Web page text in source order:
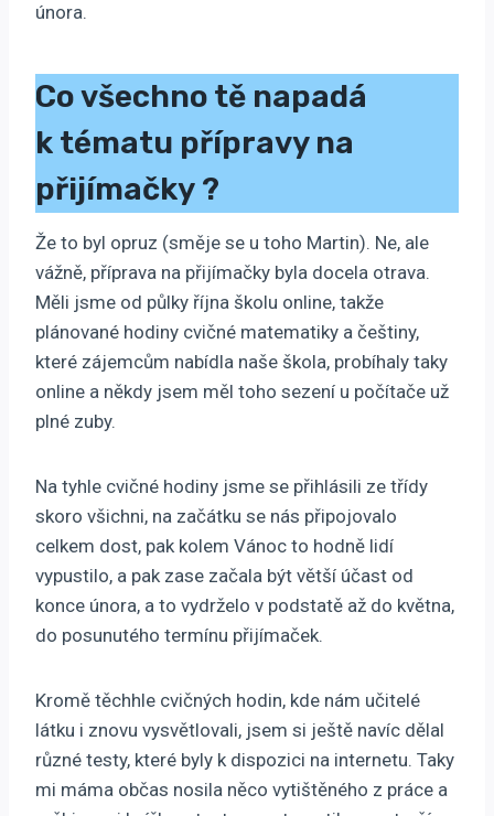
února.
Co všechno tě napadá
k tématu přípravy na
přijímačky ?
Že to byl opruz (směje se u toho Martin). Ne, ale
vážně, příprava na přijímačky byla docela otrava.
Měli jsme od půlky října školu online, takže
plánované hodiny cvičné matematiky a češtiny,
které zájemcům nabídla naše škola, probíhaly taky
online a někdy jsem měl toho sezení u počítače už
plné zuby.
Na tyhle cvičné hodiny jsme se přihlásili ze třídy
skoro všichni, na začátku se nás připojovalo
celkem dost, pak kolem Vánoc to hodně lidí
vypustilo, a pak zase začala být větší účast od
konce února, a to vydrželo v podstatě až do května,
do posunutého termínu přijímaček.
Kromě těchhle cvičných hodin, kde nám učitelé
látku i znovu vysvětlovali, jsem si ještě navíc dělal
různé testy, které byly k dispozici na internetu. Taky
mi máma občas nosila něco vytištěného z práce a